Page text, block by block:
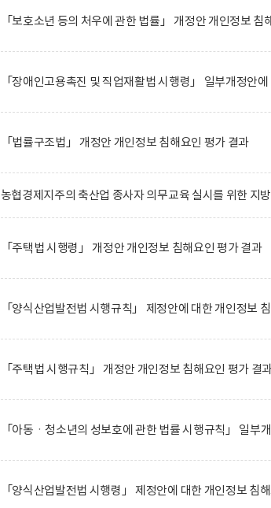
「보호소년 등의 처우에 관한 법률」 개정안 개인정보 침
「장애인고용촉진 및 직업재활법 시행령」 일부개정안
「법률구조법」 개정안 개인정보 침해요인 평가 결과
농협경제지주의 축산업 종사자 의무교육 실시를 위한 지
「주택법 시행령」 개정안 개인정보 침해요인 평가 결과
「양식산업발전법 시행규칙」 제정안에 대한 개인정보
「주택법 시행규칙」 개정안 개인정보 침해요인 평가 결
「아동ㆍ청소년의 성보호에 관한 법률 시행규칙」 일부
「양식산업발전법 시행령」 제정안에 대한 개인정보 침